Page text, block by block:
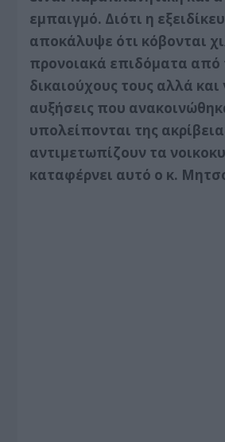
εμπαιγμό. Διότι η
αποκάλυψε ότι κόβονται
προνοιακά επιδόματα από
δικαιούχους τους αλλά και
αυξήσεις που
υπολείπονται της
αντιμετωπίζουν τα
καταφέρνει αυτό ο κ.